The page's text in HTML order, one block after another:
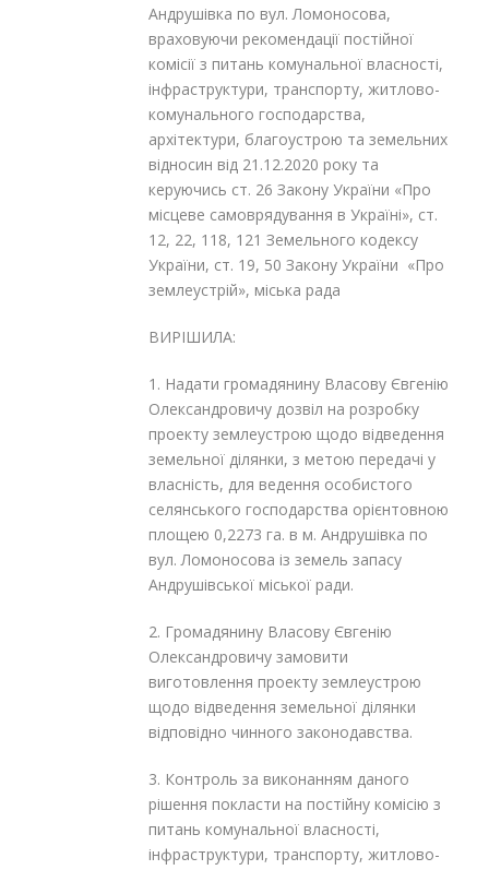
Андрушівка по вул. Ломоносова,
враховуючи рекомендації постійної
комісії з питань комунальної власності,
інфраструктури, транспорту, житлово-
комунального господарства,
архітектури, благоустрою та земельних
відносин від 21.12.2020 року та
керуючись ст. 26 Закону України «Про
місцеве самоврядування в Україні», ст.
12, 22, 118, 121 Земельного кодексу
України, ст. 19, 50 Закону України «Про
землеустрій», міська рада
ВИРІШИЛА:
1. Надати громадянину Власову Євгенію
Олександровичу дозвіл на розробку
проекту землеустрою щодо відведення
земельної ділянки, з метою передачі у
власність, для ведення особистого
селянського господарства орієнтовною
площею 0,2273 га. в м. Андрушівка по
вул. Ломоносова із земель запасу
Андрушівської міської ради.
2. Громадянину Власову Євгенію
Олександровичу замовити
виготовлення проекту землеустрою
щодо відведення земельної ділянки
відповідно чинного законодавства.
3. Контроль за виконанням даного
рішення покласти на постійну комісію з
питань комунальної власності,
інфраструктури, транспорту, житлово-